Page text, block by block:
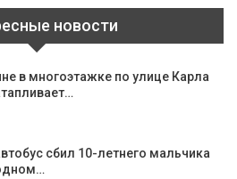
новости
в многоэтажке по улице Карла
сбил 10-летнего мальчика